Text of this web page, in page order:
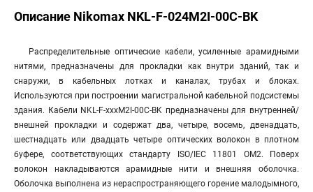
Описание Nikomax NKL-F-024M2I-00C-BK
Распределительные оптические кабели, усиленные арамидными
нитями, предназначены для прокладки как внутри зданий, так и
снаружи, в кабельных лотках и каналах, трубах и блоках.
Используются при построении магистральной кабельной подсистемы
здания. Кабели NKL-F-xxxM2I-00C-BK предназначены для внутренней/
внешней прокладки и содержат два, четыре, восемь, двенадцать,
шестнадцать или двадцать четыре оптических волокон в плотном
буфере, соответствующих стандарту ISO/IEC 11801 OM2. Поверх
волокон накладываются арамидные нити и внешняя оболочка.
Оболочка выполнена из нераспространяющего горение малодымного,